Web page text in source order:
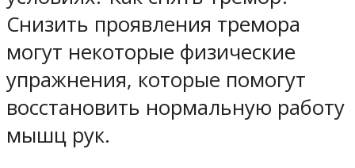
Снизить проявления тремора
могут некоторые физические
упражнения, которые помогут
восстановить нормальную работу
мышц рук.